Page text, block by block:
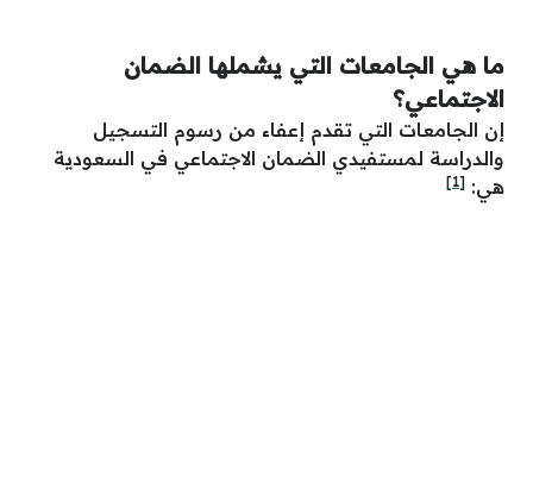
ما هي الجامعات التي يشملها الضمان
الاجتماعي؟
إن الجامعات التي تقدم إعفاء من رسوم التسجيل
والدراسة لمستفيدي الضمان الاجتماعي في السعودية
هي: [1]